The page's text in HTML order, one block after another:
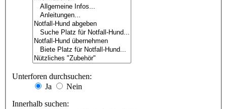
Unterforen durchsuchen:
Ja
Nein
Innerhalb suchen: